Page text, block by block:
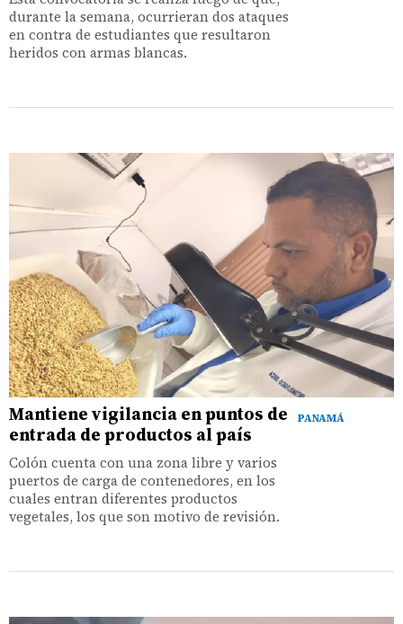
durante la semana, ocurrieran dos ataques
en contra de estudiantes que resultaron
heridos con armas blancas.
PANAMÁ
Mantiene vigilancia en puntos de
entrada de productos al país
Colón cuenta con una zona libre y varios
puertos de carga de contenedores, en los
cuales entran diferentes productos
vegetales, los que son motivo de revisión.